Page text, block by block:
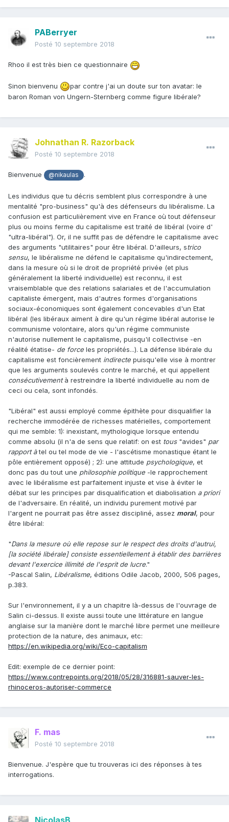
PABerryer
Posté 10 septembre 2018
Rhoo il est très bien ce questionnaire
Sinon bienvenu
par contre j'ai un doute sur ton avatar: le
baron Roman von Ungern-Sternberg comme figure libérale?
Johnathan R. Razorback
Posté 10 septembre 2018
Bienvenue @nikaulas .
Les individus que tu décris semblent plus correspondre à une
mentalité "pro-business" qu'à des défenseurs du libéralisme. La
confusion est particulièrement vive en France où tout défenseur
plus ou moins ferme du capitalisme est traité de libéral (voire d'
"ultra-libéral"). Or, il ne suffit pas de défendre le capitalisme avec
des arguments "utilitaires" pour être libéral. D'ailleurs, strico
sensu, le libéralisme ne défend le capitalisme qu'indirectement,
dans la mesure où si le droit de propriété privée (et plus
généralement la liberté individuelle) est reconnu, il est
vraisemblable que des relations salariales et de l'accumulation
capitaliste émergent, mais d'autres formes d'organisations
sociaux-économiques sont également concevables d'un Etat
libéral (les libéraux aiment à dire qu'un régime libéral autorise le
communisme volontaire, alors qu'un régime communiste
n'autorise nullement le capitalisme, puisqu'il collectivise -en
réalité étatise- de force les propriétés...). La défense libérale du
capitalisme est foncièrement indirecte puisqu'elle vise à montrer
que les arguments soulevés contre le marché, et qui appellent
consécutivementà restreindre la liberté individuelle au nom de
ceci ou cela, sont infondés.
"Libéral" est aussi employé comme épithète pour disqualifier la
recherche immodérée de richesses matérielles, comportement
qui me semble: 1): inexistant, mythologique lorsque entendu
comme absolu (il n'a de sens que relatif: on est tous "avides" par
rapport àtel ou tel mode de vie - l'ascétisme monastique étant le
pôle entièrement opposé) ; 2): une attitude psychologique, et
donc pas du tout une philosophie politique -le rapprochement
avec le libéralisme est parfaitement injuste et vise à éviter le
débat sur les principes par disqualification et diabolisation a priori
de l'adversaire. En réalité, un individu purement motivé par
l'argent ne pourrait pas être assez discipliné, assez moral, pour
être libéral:
"Dans la mesure où elle repose sur le respect des droits d'autrui,
[la société libérale] consiste essentiellement à établir des barrières
devant l'exercice illimité de l'esprit de lucre."
-Pascal Salin, Libéralisme, éditions Odile Jacob, 2000, 506 pages,
p.383.
Sur l'environnement, il y a un chapitre là-dessus de l'ouvrage de
Salin ci-dessus. Il existe aussi toute une littérature en langue
anglaise sur la manière dont le marché libre permet une meilleure
protection de la nature, des animaux, etc:
https://en.wikipedia.org/wiki/Eco-capitalism
Edit: exemple de ce dernier point:
https://www.contrepoints.org/2018/05/28/316881-sauver-les-
rhinoceros-autoriser-commerce
F. mas
Posté 10 septembre 2018
Bienvenue. J'espère que tu trouveras ici des réponses à tes
interrogations.